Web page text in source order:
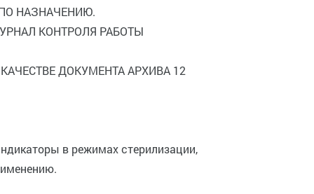
НАЗНАЧЕНИЮ.
КОНТРОЛЯ РАБОТЫ
ДОКУМЕНТА АРХИВА 12
в режимах стерилизации,